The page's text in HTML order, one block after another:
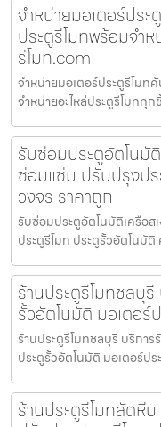
จำหน่ายมอเตอร์ประ
ประตูรีโมทพร้อมจำ
รีโมท.com
จำหน่ายมอเตอร์ประตูรีโมท
จำหน่ายอะไหล่ประตูรีโมททุ
รับซ่อมประตูอัตโน
ซ่อมแซ่ม ปรับปรุงป
วงจร ราคาถูก
รับซ่อมประตูอัตโนมัติเครือ
ประตูรีโมท ประตูรั้วอัตโนมั
ร้านประตูรีโมทชลบุ
รั้วอัตโนมัติ มอเตอร์
ร้านประตูรีโมทชลบุรี บริกา
ประตูรั้วอัตโนมัติ มอเตอร์ป
ร้านประตูรีโมทสัตหี